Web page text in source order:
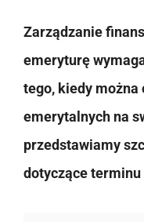
Zarządzanie
emeryturę
tego, kiedy można
emerytalnych na
przedstawiamy
dotyczące terminu